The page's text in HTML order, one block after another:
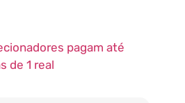
pagam até
de 1 real